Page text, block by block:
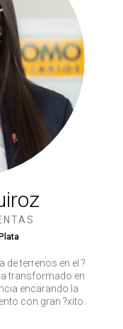
de terrenos en el ?
transformado en
encarando la
con gran ?xito.